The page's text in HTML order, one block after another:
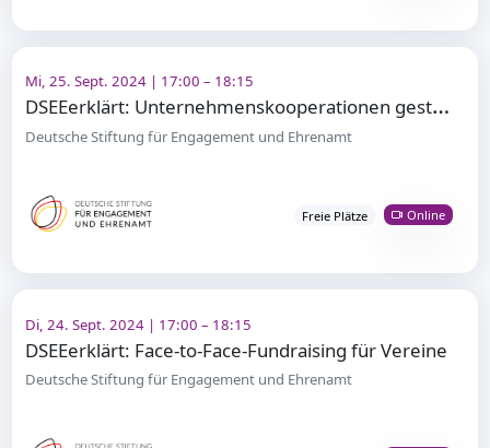
Mi, 25. Sept. 2024 | 17:00 – 18:15
D
SEEerklärt: Unternehmenskooperationen gestalten
Deutsche Stiftung für Engagement und Ehrenamt
Freie Plätze Online
Di, 24. Sept. 2024 | 17:00 – 18:15
DSEEerklärt: Face-to-Face-Fundraising für Vereine
Deutsche Stiftung für Engagement und Ehrenamt